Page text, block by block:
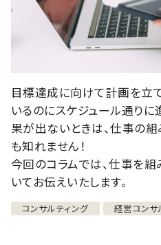
目標達成に向けて計画を立
いるのにスケジュール通りに
果が出ないときは、仕事の
も知れません！
今回のコラムでは、仕事を
いてお伝えいたします。
コンサルティング 経営コンサ